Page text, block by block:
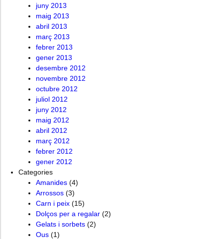
juny 2013
maig 2013
abril 2013
març 2013
febrer 2013
gener 2013
desembre 2012
novembre 2012
octubre 2012
juliol 2012
juny 2012
maig 2012
abril 2012
març 2012
febrer 2012
gener 2012
Categories
Amanides (4)
Arrossos (3)
Carn i peix (15)
Dolços per a regalar (2)
Gelats i sorbets (2)
Ous (1)